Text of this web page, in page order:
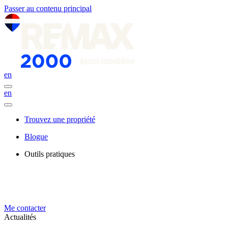
Passer au contenu principal
en
en
Trouvez une propriété
Blogue
Outils pratiques
Me contacter
Actualités